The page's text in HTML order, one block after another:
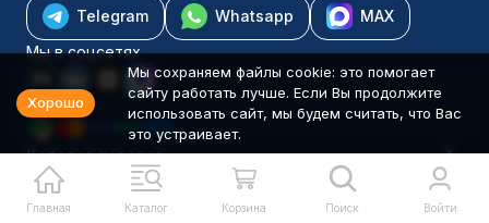
Главная Каталог Корзина Поиск Войти
Telegram
Whatsapp
MAX
Мы в соцсетях
Каталог товаров
Компания
Информация
Хорошо
Мы сохраняем файлы cookie: это помогает
сайту работать лучше. Если Вы продолжите
использовать сайт, мы будем считать, что Вас
это устраивает.